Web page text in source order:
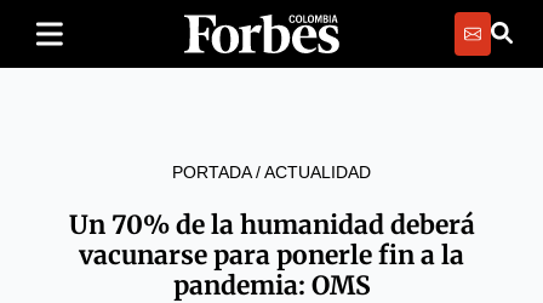
PORTADA/ACTUALIDAD
Un 70% de la humanidad deberá
vacunarse para ponerle fin a la
pandemia: OMS